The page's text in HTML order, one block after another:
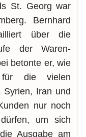
St. Georg war
Bernhard
über die
der Waren-
betonte er, wie
für die vielen
Syrien, Iran und
nur noch
um sich
Ausgabe am